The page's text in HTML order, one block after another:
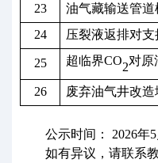
23
油气藏输送管
24
压裂液返排对
25 超临界CO2对原
26 废弃油气井改
公示时间：
2026年
如有异议，请联系